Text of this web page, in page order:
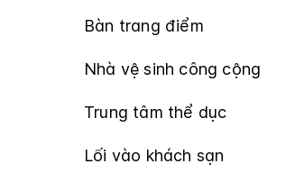
Bàn trang điểm
Nhà vệ sinh công cộng
Trung tâm thể dục
Lối vào khách sạn